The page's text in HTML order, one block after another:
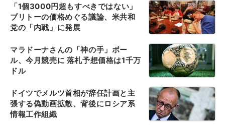
「1個3000円超もすべきではない」
ブリトーの価格めぐる議論、米共和
党の「内戦」に発展
マラドーナさんの「神の手」ボー
ル、今月競売に 落札予想価格は1千万
ドル
ドイツでメルツ首相が辞任計画と主
張する偽動画拡散、背後にロシア系
情報工作組織